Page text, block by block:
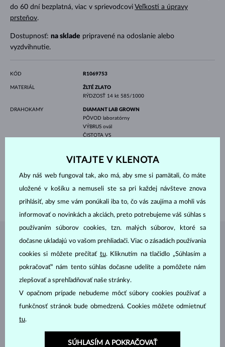
do 60 dní bezplatná, viac v sprievodcovi Veľkosti a úpravy
prsteňov.
Dostupnosť: na sklade pripravené na odoslanie alebo
vyzdvihnutie.
KÓD R1069753
MATERIÁL
ŽLTÉ ZLATO
RÝDZOSŤ 14 kt 585/1000
DRAHOKAMY
DIAMANT LAB GROWN
PÔVOD laboratórny
VÝBRUS ovál
ČISTOTA VS
VÝŠKA 9.30 mm
ŠPERKY ZATELIÉRU KLENOTA
VITAJTE V KLENOTA
Aby náš web fungoval tak, ako má, aby sme si pamätali, čo máte
uložené v košíku a nemuseli ste sa pri každej návšteve znova
prihlásiť, aby sme vám ponúkali iba to, čo vás zaujíma a mohli vás
informovať o novinkách a akciách, preto potrebujeme váš súhlas s
používaním súborov cookies, tzn. malých súborov, ktoré sa
dočasne ukladajú vo vašom prehliadači. Viac o zásadách používania
cookies si môžete prečítať tu. Kliknutím na tlačidlo „Súhlasím a
pokračovať“ nám tento súhlas dočasne udelíte a pomôžete nám
zlepšovať a sprehľadňovať naše stránky.
V opačnom prípade nebudeme môcť súbory cookies používať a
funkčnosť stránok bude obmedzená. Cookies môžete odmietnuť
tu.
SÚHLASÍM A POKRAČOVAŤ